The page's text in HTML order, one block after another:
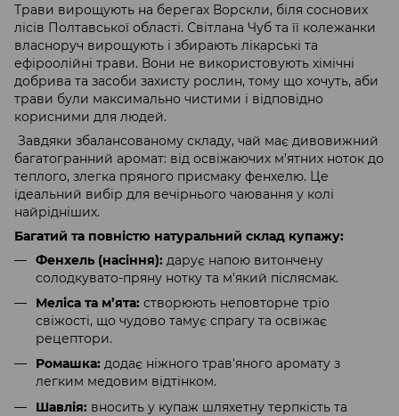
Трави вирощують на берегах Ворскли, біля соснових
лісів Полтавської області. Світлана Чуб та її колежанки
власноруч вирощують і збирають лікарські та
ефіроолійні трави. Вони не використовують хімічні
добрива та засоби захисту рослин, тому що хочуть, аби
трави були максимально чистими і відповідно
корисними для людей.
Завдяки збалансованому складу, чай має дивовижний
багатогранний аромат: від освіжаючих м’ятних ноток до
теплого, злегка пряного присмаку фенхелю. Це
ідеальний вибір для вечірнього чаювання у колі
найрідніших.
Багатий та повністю натуральний склад купажу:
Фенхель (насіння): дарує напою витончену
солодкувато-пряну нотку та м'який післясмак.
Меліса та м’ята: створюють неповторне тріо
свіжості, що чудово тамує спрагу та освіжає
рецептори.
Ромашка: додає ніжного трав'яного аромату з
легким медовим відтінком.
Шавлія: вносить у купаж шляхетну терпкість та